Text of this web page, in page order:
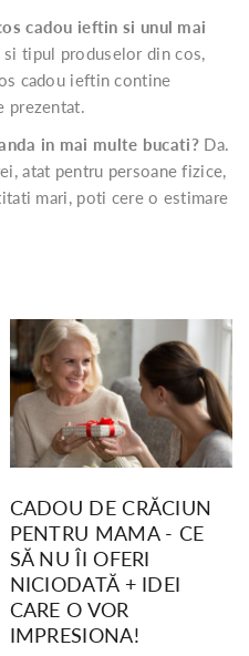
cadou ieftin si unul mai
tipul produselor din cos,
cadou ieftin contine
prezentat.
in mai multe bucati?Da.
atat pentru persoane fizice,
mari, poti cere o estimare
CADOU DE CRĂCIUN
PENTRU MAMA - CE
SĂ NU ÎI OFERI
NICIODATĂ + IDEI
CARE O VOR
IMPRESIONA!